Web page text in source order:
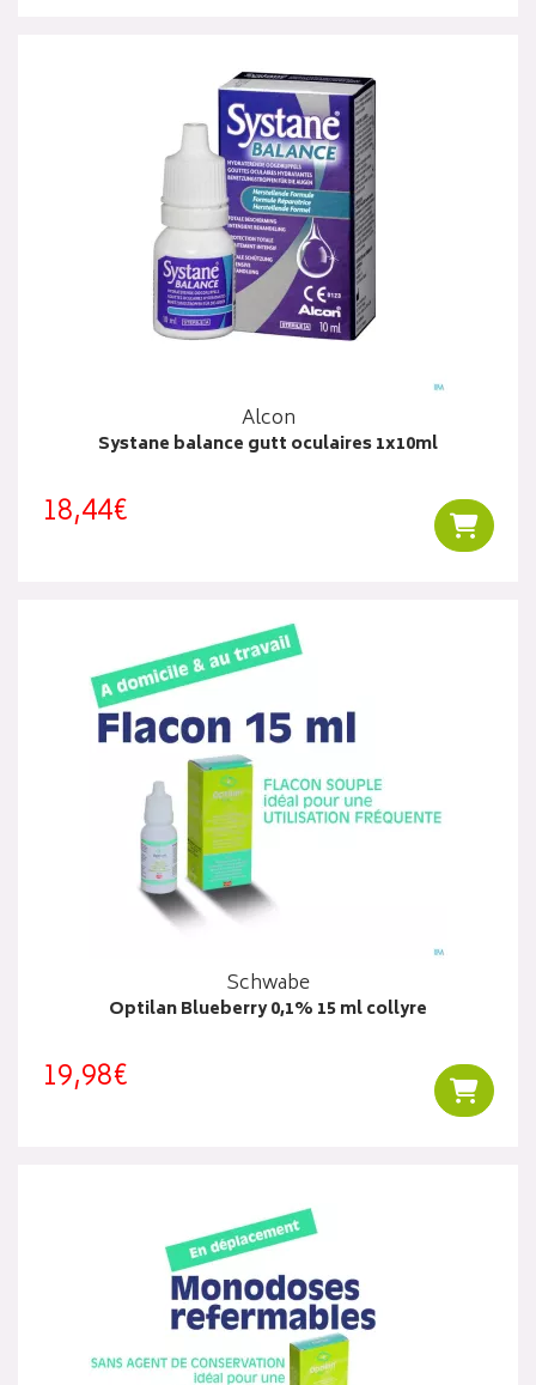
Alcon
Systane balance gutt oculaires 1x10ml
18,44€
Schwabe
Optilan Blueberry 0,1% 15 ml collyre
19,98€